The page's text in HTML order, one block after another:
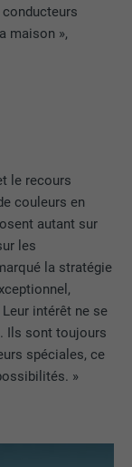
maison »,
le recours
couleurs en
autant sur
les
la stratégie
Leur intérêt ne se
Ils sont toujours
spéciales, ce
»